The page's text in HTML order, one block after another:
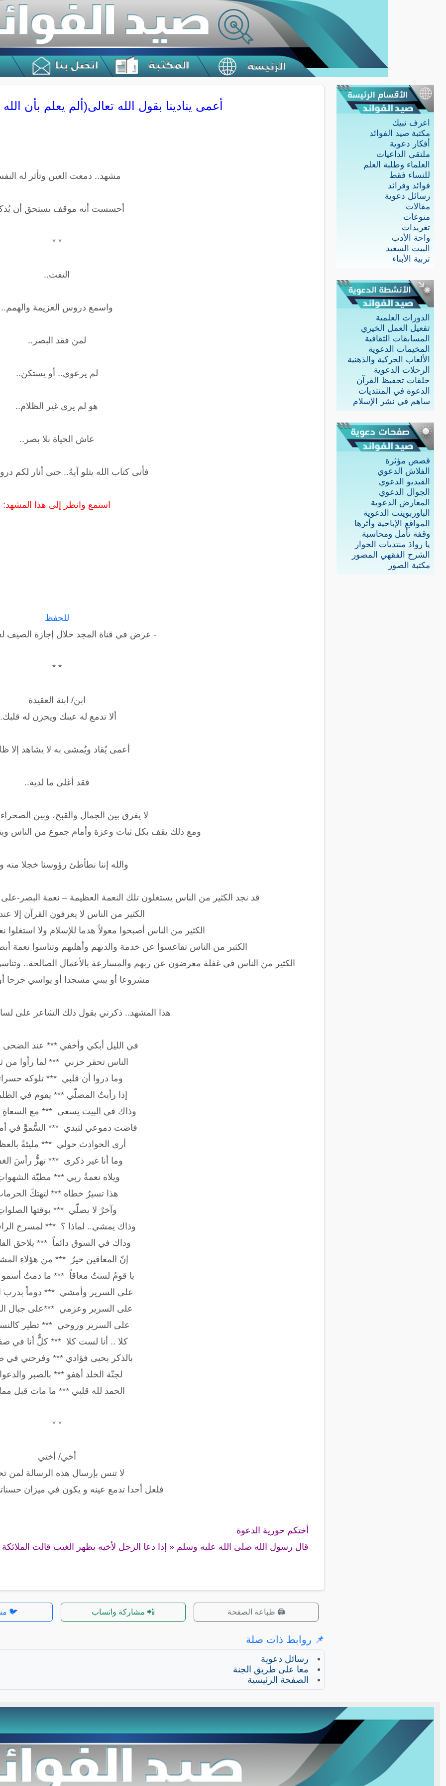
اعرف نبيك
مكتبة صيد الفوائد
أفكار دعوية
ملتقى الداعيات
العلماء وطلبة العلم
للنساء فقط
فوائد وفرائد
رسائل دعوية
مقالات
منوعات
تغريدات
واحة الأدب
البيت السعيد
تربية الأبناء
الدورات العلمية
تفعيل العمل الخيري
المسابقات الثقافية
المخيمات الدعوية
الألعاب الحركية والذهنية
الرحلات الدعوية
حلقات تحفيظ القرآن
الدعوة في المنتديات
ساهم في نشر الإسلام
قصص مؤثرة
الفلاش الدعوي
الفيديو الدعوي
الجوال الدعوي
المعارض الدعوية
الباوربوينت الدعوية
المواقع الإباحية وأثرها
وقفة تأمل ومحاسبة
يا روادَ منتديات الحوار
الشرح الفقهي المصور
مكتبة الصور
أعمى ينادينا بقول الله تعالى(ألم يعلم بأن
مشهد.. دمعت العين وتأثر له
أحسست أنه موقف يستحق أن
* *
التفت..
واسمع دروس العزيمة والهمم..
لمن فقد البصر..
لم يرعوي.. أو يستكن..
هو لم يرى غير الظلام..
عاش الحياة بلا بصر..
فأتى كتاب الله يتلو آيهُ.. حتى أنار لكم
استمع وانظر إلى هذا المشهد:
للحفظ
- عرض في قناة المجد خلال إجازة الصيف
* *
ابن/ ابنة العقيدة
ألا تدمع له عينك ويحزن له
أعمى يُقاد ويُمشى به لا يشاهد إلا
فقد أغلى ما لديه..
لا يفرق بين الجمال والقبح، وبين الصحراء
ومع ذلك يقف بكل ثبات وعزة وأمام جموع من الناس
والله إننا نطأطئ رؤوسنا خجلا منه
قد نجد الكثير من الناس يستغلون تلك النعمة العظيمة – نعمة البصر-على
الكثير من الناس لا يعرفون القرآن إلا
الكثير من الناس أصبحوا معولاً هدما للإسلام ولا
الكثير من الناس تقاعسوا عن خدمة والديهم وأهليهم وتناسوا نعمة
الكثير من الناس في غفلة معرضون عن ربهم والمسارعة بالأعمال الصالحة..
مشروعا أو يبني مسجدا أو يواسي جرحا
هذا المشهد.. ذكرني بقول ذلك الشاعر على
في الليل أبكي وأخفي *** عند الضحى
الناس تحقر حزني *** لما رأوا من
وما دروا أن قلبي *** تلوكه
إذا رأيتُ المصلّي *** يقوم في
وذاك في البيت يسعى *** مع السعاةِ
فاضت دموعي لتبدي *** السُّموَّ في
أرى الحوادث حولي *** مليئةً
وما أنا غير ذكرى *** تهزُّ رأسَ
ويلاه نعمةُ ربي *** مطيّة
هذا تسيرُ خطاه *** لتهتكَ
وآخرٌ لا يصلّي *** بوقتها
وذاك يمشي.. لماذا ؟ *** لمسرح
وذاك في السوق دائماً *** يلاحق
إنّ المعاقين خيرٌ *** من هؤلاءِ
يا قومُ لستُ معاقاً *** ما دمتُ أسمو
على السرير وأمشي *** دوماً بدرب
على السرير وعزمي ***على جبال
على السرير وروحي *** تطير
كلا .. أنا لست كلا *** كلٌّ أنا في
بالذكر يحيى فؤادي *** وفرحتي في
لجنّة الخلد أهفو *** بالصبر
الحمد لله قلبي *** ما مات قبل
* *
أخي/ أختي
لا تنس بإرسال هذه الرسالة لمن
فلعل أحدا تدمع عينه و يكون في ميزان
أختكم حورية الدعوة
قال رسول الله صلى الله عليه وسلم « إذا دعا الرجل لأخيه بظهر الغيب قالت
🖨️ طباعة الصفحة 📲 مشاركة واتساب 🐦
📌 روابط ذات صلة
رسائل دعوية
معا على طريق الجنة
الصفحة الرئيسية